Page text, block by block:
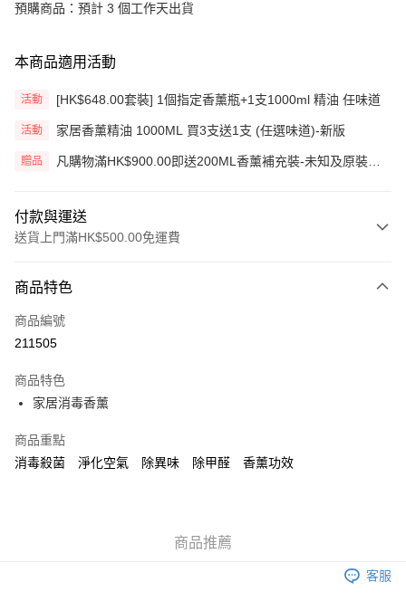
預購商品：預計 3 個工作天出貨
本商品適用活動
活動 [HK$648.00套裝] 1個指定香薰瓶+1支1000ml 精油 任味道
活動 家居香薰精油 1000ML 買3支送1支 (任選味道)-新版
贈品
凡購物滿HK$900.00即送200ML香薰補充裝-未知及原裝藤
付款與運送
送貨上門滿HK$500.00免運費
信用卡
AlipayHK
送貨方式
可選擇宅配, 順豐智能櫃, 順豐自提點等 , 如須智能樻提貨請輸入順
豐自提點點碼便可
MS到店取貨通知,預售貨品除外)
商品特色
商品編號
211505
商品特色
家居消毒香薰
商品重點
消毒殺菌 淨化空氣 除異味 除甲醛 香薰功效
商品推薦
客服